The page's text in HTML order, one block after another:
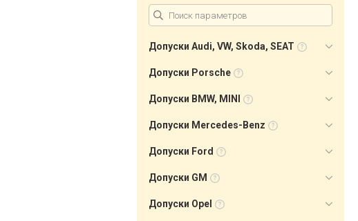
Допуски Audi, VW, Skoda, SEAT
Допуски Porsche
Допуски BMW, MINI
Допуски Mercedes-Benz
Допуски Ford
Допуски GM
Допуски Opel